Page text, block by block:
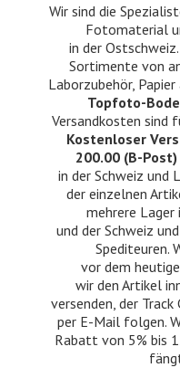
Wir sind die
Fotomaterial
in der
Sortimente von
Laborzubehör, Papier
Topfoto-
Versandkosten sind
Kostenloser
200.00 (B-Post)
in der Schweiz
der einzelnen
mehrere Lager
und der Schweiz
Spediteuren.
vor dem
wir den Artikel
versenden, der
per E-Mail folgen.
Rabatt von 5% bis